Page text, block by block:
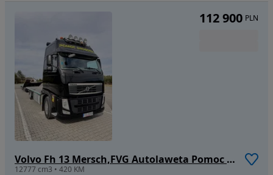
Volvo Fh 13 Mersch,FVG Autolaweta Pomoc Drogowa Niskopodwozie
12777 cm3 • 420 KM
112 900 PLN